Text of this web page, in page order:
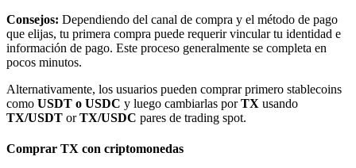
Afiliados de Bitrue
Consejos: Dependiendo del canal de compra y el método de pago
que elijas, tu primera compra puede requerir vincular tu identidad e
información de pago. Este proceso generalmente se completa en
pocos minutos.
Alternativamente, los usuarios pueden comprar primero stablecoins
como USDT o USDC y luego cambiarlas porTX usando
TX/USDT orTX/USDC pares de trading spot.
Comprar TX con criptomonedas